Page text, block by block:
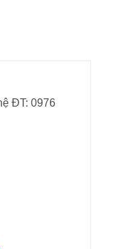
ĐT: 0976